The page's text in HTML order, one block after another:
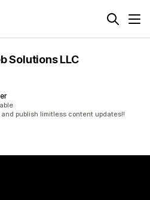
Solutions LLC
publish limitless content updates!!